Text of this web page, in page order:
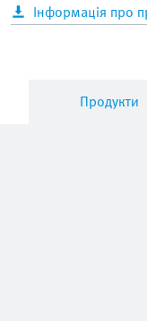
Інформація про
Продукти